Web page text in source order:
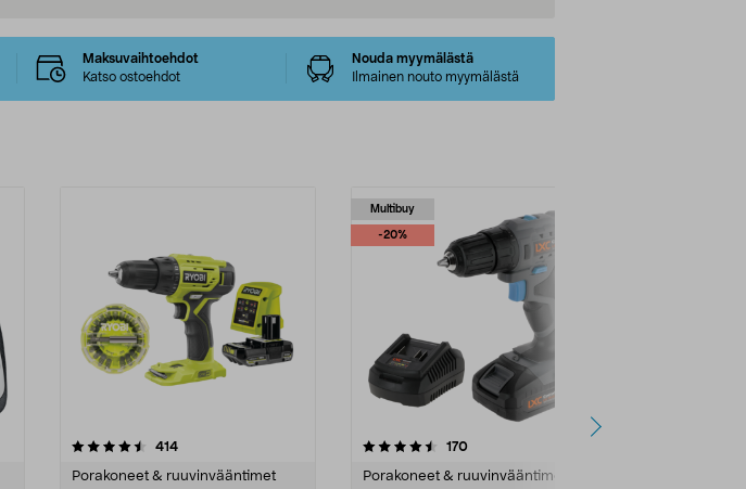
Maksuvaihtoehdot
Katso ostoehdot
Nouda myymälästä
Ilmainen nouto myymälästä
414arvostelut
Porakoneet & ruuvinvääntimet
Multibuy
-20%
4.5 viidestä
170arvostelut
Porakoneet & ruuvinvääntimet
4.5 viidestä